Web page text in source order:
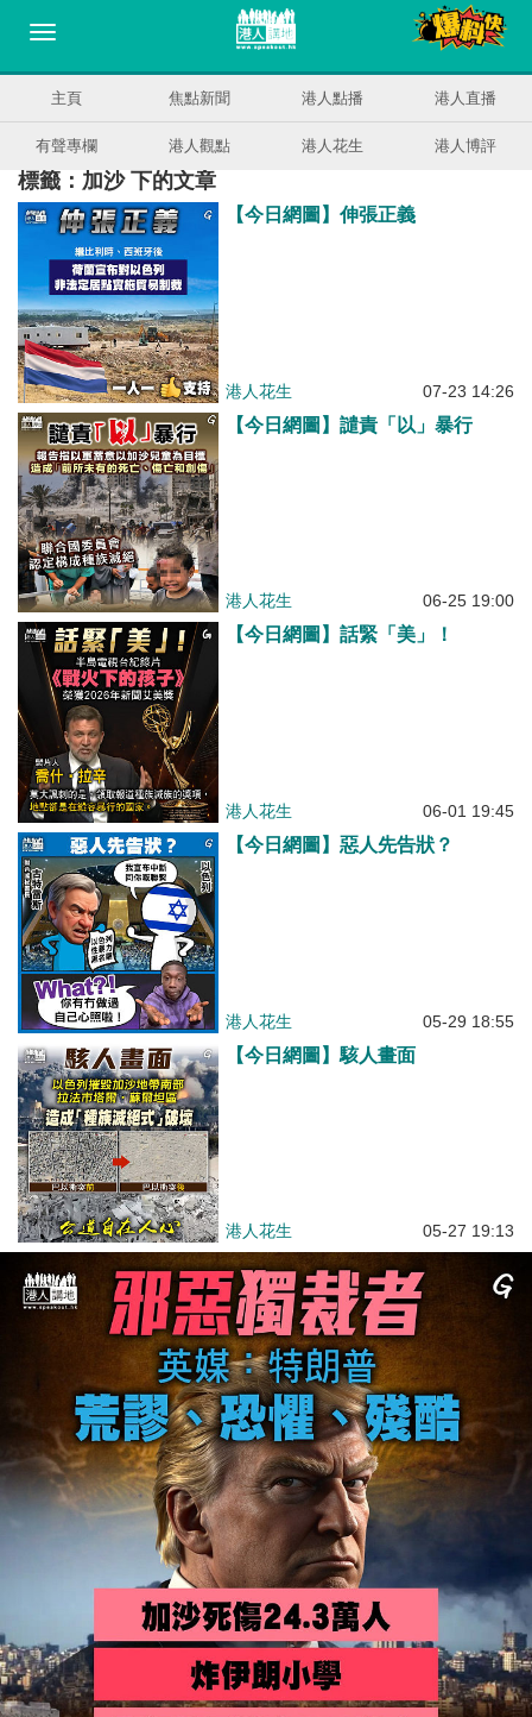
主頁 焦點新聞 港人點播 港人直播
有聲專欄 港人觀點 港人花生 港人博評
標籤：加沙 下的文章
【今日網圖】伸張正義
港人花生 07-23 14:26
【今日網圖】譴責「以」暴行
港人花生 06-25 19:00
【今日網圖】話緊「美」！
港人花生 06-01 19:45
【今日網圖】惡人先告狀？
港人花生 05-29 18:55
【今日網圖】駭人畫面
港人花生 05-27 19:13